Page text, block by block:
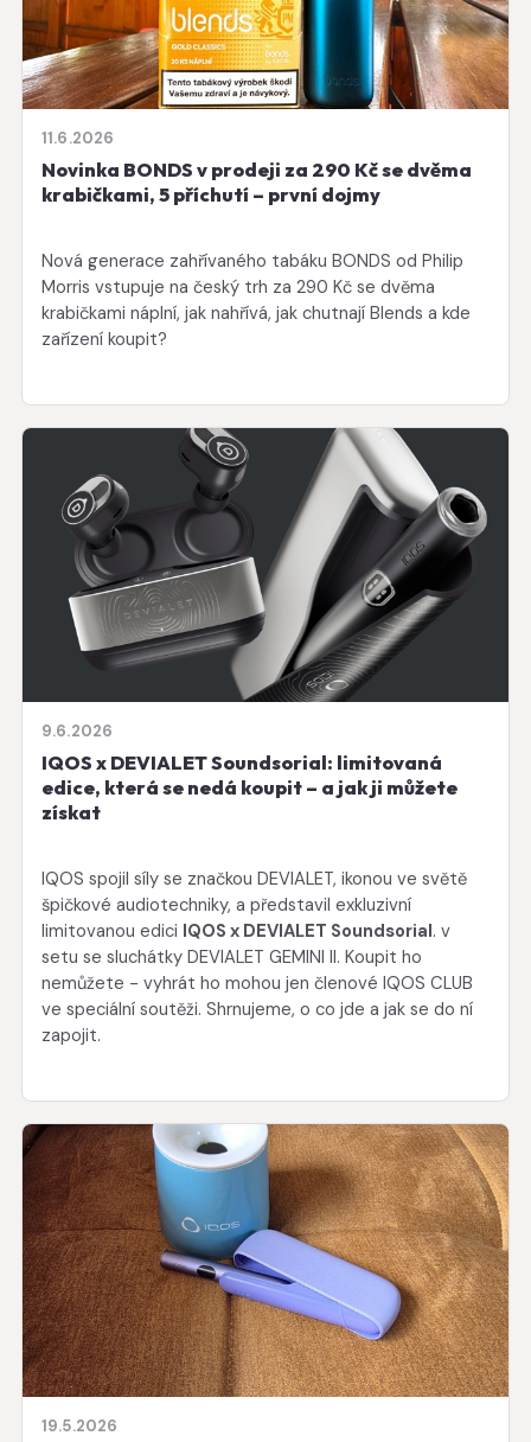
11.6.2026
Novinka BONDS v prodeji za 290 Kč se dvěma
krabičkami, 5 příchutí – první dojmy
Nová generace zahřívaného tabáku BONDS od Philip
Morris vstupuje na český trh za 290 Kč se dvěma
krabičkami náplní, jak nahřívá, jak chutnají Blends a kde
zařízení koupit?
9.6.2026
IQOS x DEVIALET Soundsorial: limitovaná
edice, která se nedá koupit – a jak ji můžete
získat
IQOS spojil síly se značkou DEVIALET, ikonou ve světě
špičkové audiotechniky, a představil exkluzivní
limitovanou edici IQOS x DEVIALET Soundsorial. v
setu se sluchátky DEVIALET GEMINI II. Koupit ho
nemůžete - vyhrát ho mohou jen členové IQOS CLUB
ve speciální soutěži. Shrnujeme, o co jde a jak se do ní
zapojit.
19.5.2026